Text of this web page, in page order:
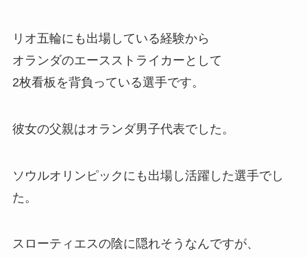
リオ五輪にも出場している経験から
オランダのエースストライカーとして
2枚看板を背負っている選手です。
彼女の父親はオランダ男子代表でした。
ソウルオリンピックにも出場し活躍した選手でし
た。
スローティエスの陰に隠れそうなんですが、